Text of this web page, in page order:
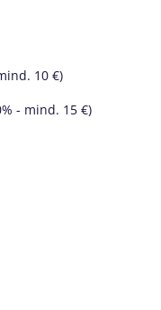
10 €)
- mind. 15 €)